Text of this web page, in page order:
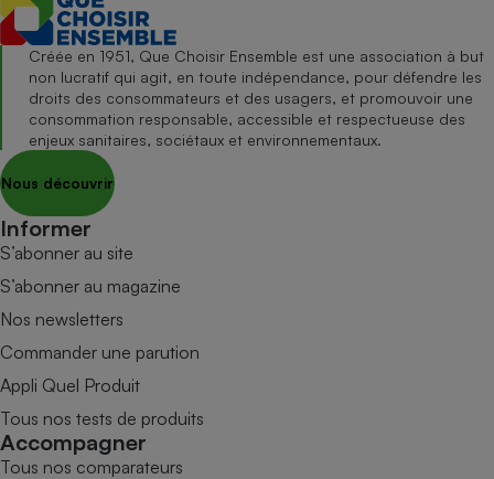
Créée en 1951, Que Choisir Ensemble est une association à but
non lucratif qui agit, en toute indépendance, pour défendre les
droits des consommateurs et des usagers, et promouvoir une
consommation responsable, accessible et respectueuse des
enjeux sanitaires, sociétaux et environnementaux.
Nous découvrir
Informer
S’abonner au site
S’abonner au magazine
Nos newsletters
Commander une parution
Appli Quel Produit
Tous nos tests de produits
Accompagner
Tous nos comparateurs